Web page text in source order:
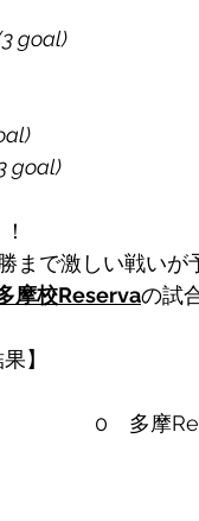
goal)
goal)
で激しい戦いが
摩校Reservaの試
　　　0　多摩